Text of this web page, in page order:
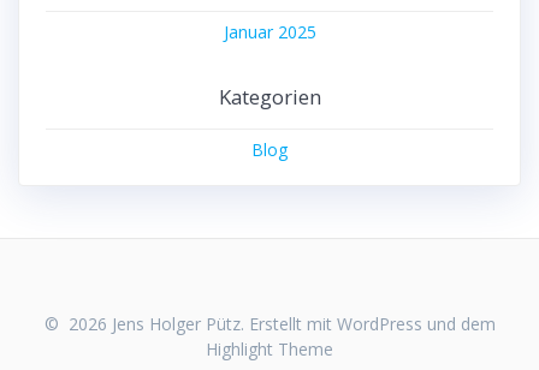
Januar 2025
Kategorien
Blog
© 2026 Jens Holger Pütz. Erstellt mit WordPress und dem
Highlight Theme